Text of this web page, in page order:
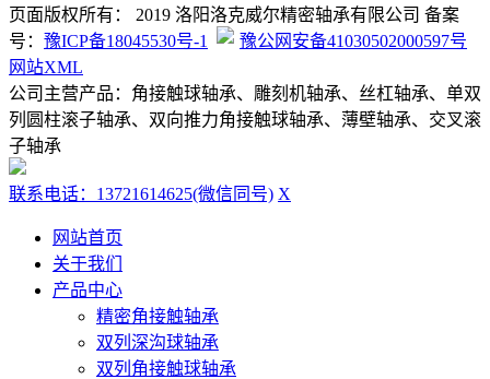
页面版权所有： 2019 洛阳洛克威尔精密轴承有限公司 备案
号： 豫ICP备18045530号-1
豫公网安备41030502000597号
网站XML
公司主营产品：角接触球轴承、雕刻机轴承、丝杠轴承、单双
列圆柱滚子轴承、双向推力角接触球轴承、薄壁轴承、交叉滚
子轴承
联系电话：13721614625(微信同号) X
网站首页
关于我们
产品中心
精密角接触轴承
双列深沟球轴承
双列角接触球轴承